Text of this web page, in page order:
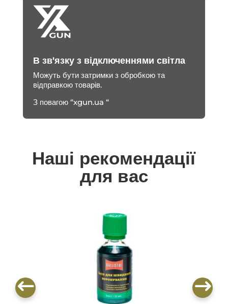
В зв'язку з відключеннями світла
Можуть бути затримки з обробкою та
відправкою товарів.
З повагою “xgun.ua “
Наші рекомендації
для вас